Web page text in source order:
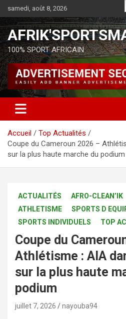
samedi, août 8, 2026
100% SPORT AFRICAIN
Accueil
Top Actualités
Coupe du Cameroun 2026 –
sur la plus haute marche du podium
ACTUALITÉS AFRO-CLEAN’IK
ATHLETISME
SPORTS D
SPORTS INDIVIDUELS
TOP
Coupe du
Athlétisme : AIA
sur la plus haute
podium
juillet 7, 2026 nayouba94